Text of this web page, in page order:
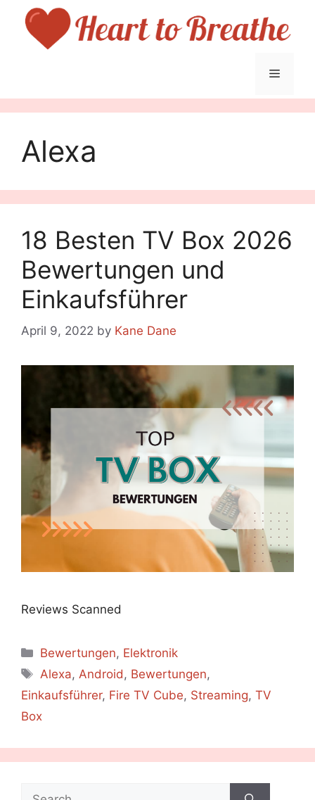
content
Menu
Alexa
18 Besten TV Box 2026
Bewertungen und
Einkaufsführer
April 9, 2022 by Kane Dane
Reviews Scanned
Categories
Bewertungen, Elektronik
Tags
Alexa, Android , Bewertungen,
Einkaufsführer, Fire TV Cube, Streaming, TV
Box